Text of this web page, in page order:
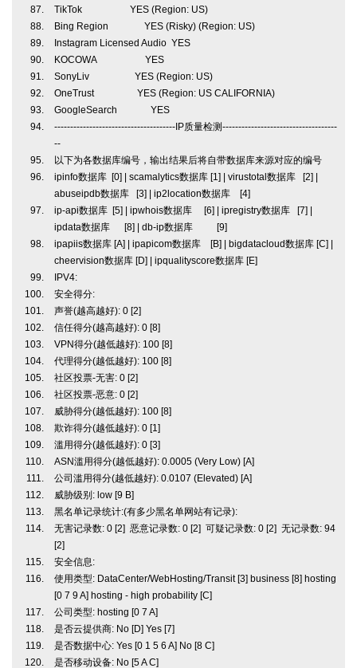
TikTok YES (Region: US)
Bing Region YES (Risky) (Region: US)
Instagram Licensed Audio YES
KOCOWA YES
SonyLiv YES (Region: US)
OneTrust YES (Region: US CALIFORNIA)
GoogleSearch YES
--------------------------------------IP质量检测------------------------------------
--
以下为各数据库编号，输出结果后将自带数据库来源对应的编号
ipinfo数据库 [0] | scamalytics数据库 [1] | virustotal数据库 [2] |
abuseipdb数据库 [3] | ip2location数据库 [4]
ip-api数据库 [5] | ipwhois数据库 [6] | ipregistry数据库 [7] |
ipdata数据库 [8] | db-ip数据库 [9]
ipapiis数据库 [A] | ipapicom数据库 [B] | bigdatacloud数据库 [C] |
cheervision数据库 [D] | ipqualityscore数据库 [E]
IPV4:
安全得分:
声誉(越高越好): 0 [2]
信任得分(越高越好): 0 [8]
VPN得分(越低越好): 100 [8]
代理得分(越低越好): 100 [8]
社区投票-无害: 0 [2]
社区投票-恶意: 0 [2]
威胁得分(越低越好): 100 [8]
欺诈得分(越低越好): 0 [1]
滥用得分(越低越好): 0 [3]
ASN滥用得分(越低越好): 0.0005 (Very Low) [A]
公司滥用得分(越低越好): 0.0107 (Elevated) [A]
威胁级别: low [9 B]
黑名单记录统计:(有多少黑名单网站有记录):
无害记录数: 0 [2] 恶意记录数: 0 [2] 可疑记录数: 0 [2] 无记录数: 94
[2]
安全信息:
使用类型: DataCenter/WebHosting/Transit [3] business [8] hosting
[0 7 9 A] hosting - high probability [C]
公司类型: hosting [0 7 A]
是否云提供商: No [D] Yes [7]
是否数据中心: Yes [0 1 5 6 A] No [8 C]
是否移动设备: No [5 A C]